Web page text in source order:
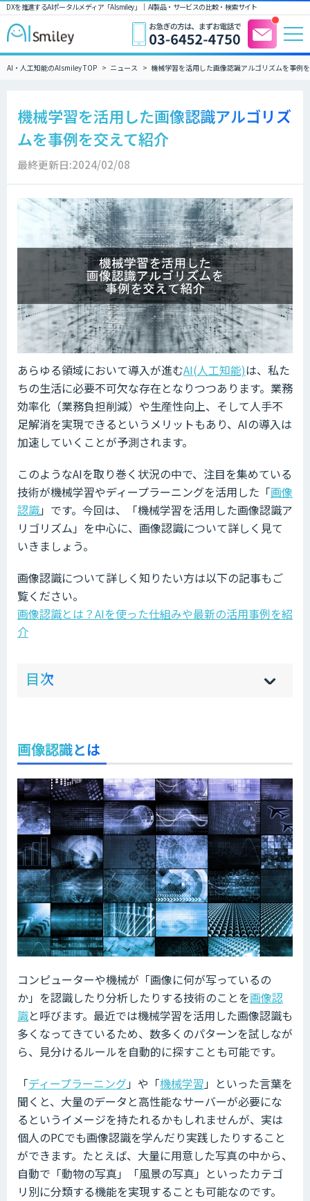
DXを推進するAIポータルメディア「AIsmiley」｜ AI製品・サービスの比較・検索サイト
AI・人工知能のAIsmiley TOP ニュース 機械学習を活用した画像認識アルゴリズムを事例
機械学習を活用した画像認識アルゴリズ
ムを事例を交えて紹介
最終更新日:2024/02/08
あらゆる領域において導入が進むAI(人工知能)は、私た
ちの生活に必要不可欠な存在となりつつあります。業務
効率化（業務負担削減）や生産性向上、そして人手不
足解消を実現できるというメリットもあり、AIの導入は
加速していくことが予測されます。
このようなAIを取り巻く状況の中で、注目を集めている
技術が機械学習やディープラーニングを活用した「画像
認識」です。今回は、「機械学習を活用した画像認識ア
リゴリズム」を中心に、画像認識について詳しく見て
いきましょう。
画像認識について詳しく知りたい方は以下の記事もご
覧ください。
画像認識とは？AIを使った仕組みや最新の活用事例を紹
介
目次 hi
]
sh
]
画像認識とは
コンピューターや機械が「画像に何が写っているの
か」を認識したり分析したりする技術のことを画像認
識と呼びます。最近では機械学習を活用した画像認識も
多くなってきているため、数多くのパターンを試しなが
ら、見分けるルールを自動的に探すことも可能です。
「ディープラーニング」や「機械学習」といった言葉を
聞くと、大量のデータと高性能なサーバーが必要にな
るというイメージを持たれるかもしれませんが、実は
個人のPCでも画像認識を学んだり実践したりすること
ができます。たとえば、大量に用意した写真の中から、
自動で「動物の写真」「風景の写真」といったカテゴ
リ別に分類する機能を実現することも可能なのです。